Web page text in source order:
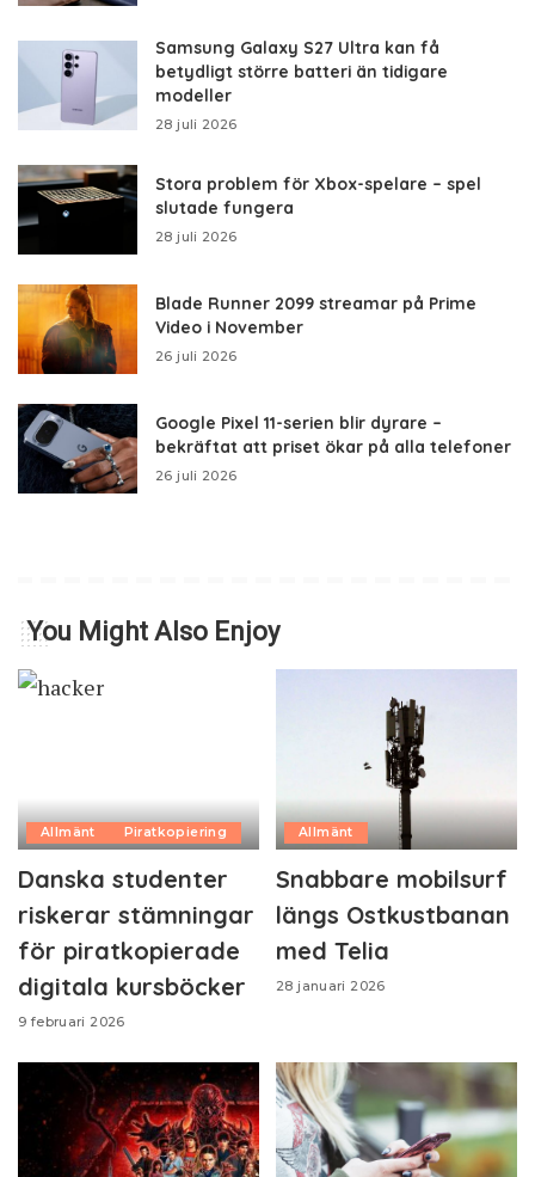
Samsung Galaxy S27 Ultra kan få
betydligt större batteri än tidigare
modeller
28 juli 2026
Stora problem för Xbox-spelare – spel
slutade fungera
28 juli 2026
Blade Runner 2099 streamar på Prime
Video i November
26 juli 2026
Google Pixel 11-serien blir dyrare –
bekräftat att priset ökar på alla telefoner
26 juli 2026
You Might Also Enjoy
Allmänt Piratkopiering
Danska studenter
riskerar stämningar
för piratkopierade
digitala kursböcker
9 februari 2026
Allmänt
Snabbare mobilsurf
längs Ostkustbanan
med Telia
28 januari 2026